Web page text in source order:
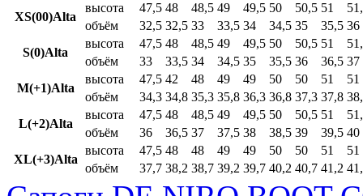
XS(00)Alta
высота 47,5 48 48,5 49 49,5 50 50,5 51
объём
32,5 32,5 33 33,5 34 34,5 35 35,5 36
S(0)Alta
высота 47,5 48 48,5 49 49,5 50 50,5 51
объём
33 33,5 34 34,5 35 35,5 36 36,5 37
M(+1)Alta
высота 47,5 42 48 49 49 50 50 51
51
объём
34,3 34,8 35,3 35,8 36,3 36,8 37,3 37,8
L(+2)Alta
высота 47,5 48 48,5 49 49,5 50 50,5 51
объём
36 36,5 37 37,5 38 38,5 39 39,5 40
XL(+3)Alta
высота 47,5 48 48 49 49 50 50 51
51
объём
37,7 38,2 38,7 39,2 39,7 40,2 40,7 41,2